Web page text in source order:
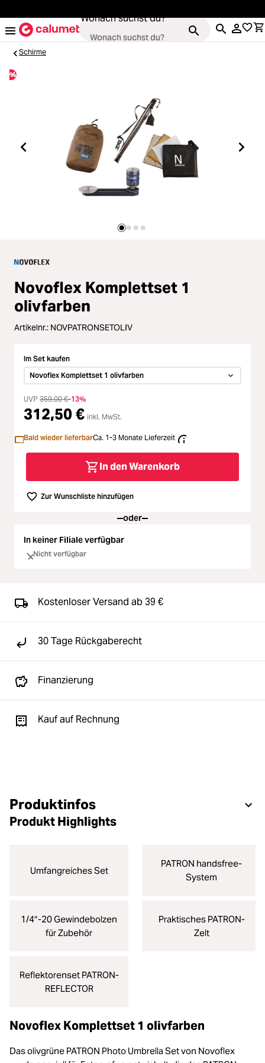
Wonach suchst du?
Objektive
Loading...
Video & Drohnen
Stative & Gimbals
Zubehör
Loading...
Licht & Studio
Loading...
Bildbearbeitung
Loading...
Ferngläser
Loading...
Second Hand
SALE
Schirme
%
Novoflex Komplettset 1
olivfarben
Artikelnr.: NOVPATRONSETOLIV
Im Set kaufen
Novoflex Komplettset 1 olivfarben
UVP 359,00 €-13%
312,50 € inkl. MwSt.
Bald wieder lieferbarCa. 1-3 Monate Lieferzeit
In den Warenkorb
Zur Wunschliste hinzufügen
oder
In keiner Filiale verfügbar
Nicht verfügbar
Kostenloser Versand ab 39 €
30 Tage Rückgaberecht
Finanzierung
Kauf auf Rechnung
Produktinfos
Produkt Highlights
Umfangreiches Set
PATRON handsfree-
System
1/4″-20 Gewindebolzen
für Zubehör
Praktisches PATRON-
Zelt
Reflektorenset PATRON-
REFLECTOR
Novoflex Komplettset 1 olivfarben
Das olivgrüne PATRON Photo Umbrella Set von Novoflex